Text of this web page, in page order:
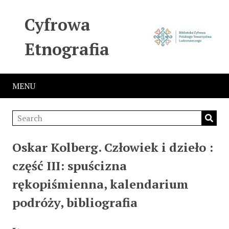
Cyfrowa
Etnografia
MENU
Oskar Kolberg. Człowiek i dzieło :
część III: spuścizna
rękopiśmienna, kalendarium
podróży, bibliografia